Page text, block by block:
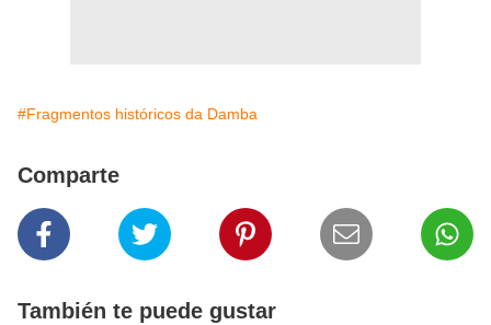
#Fragmentos históricos da Damba
Comparte
También te puede gustar